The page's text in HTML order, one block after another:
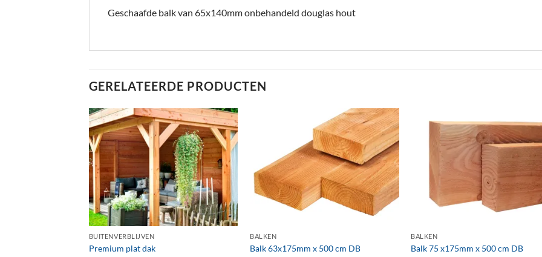
Geschaafde balk van 65x140mm onbehandeld douglas hout
GERELATEERDE PRODUCTEN
+
BUITENVERBLIJVEN
Premium plat dak
BALKEN
Balk 63x175mm x 500 cm DB
BALKEN
Balk 75 x175mm x 500 cm DB